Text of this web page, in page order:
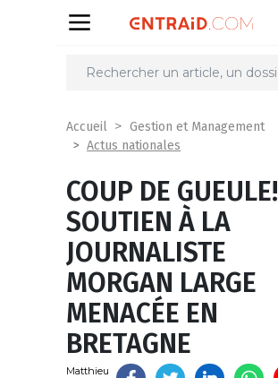
Partager
Accueil
Gestion et Management
Actus nationales
COUP DE GUEULE!
SOUTIEN À LA
JOURNALISTE
MORGAN LARGE
MENACÉE EN
BRETAGNE
Matthieu